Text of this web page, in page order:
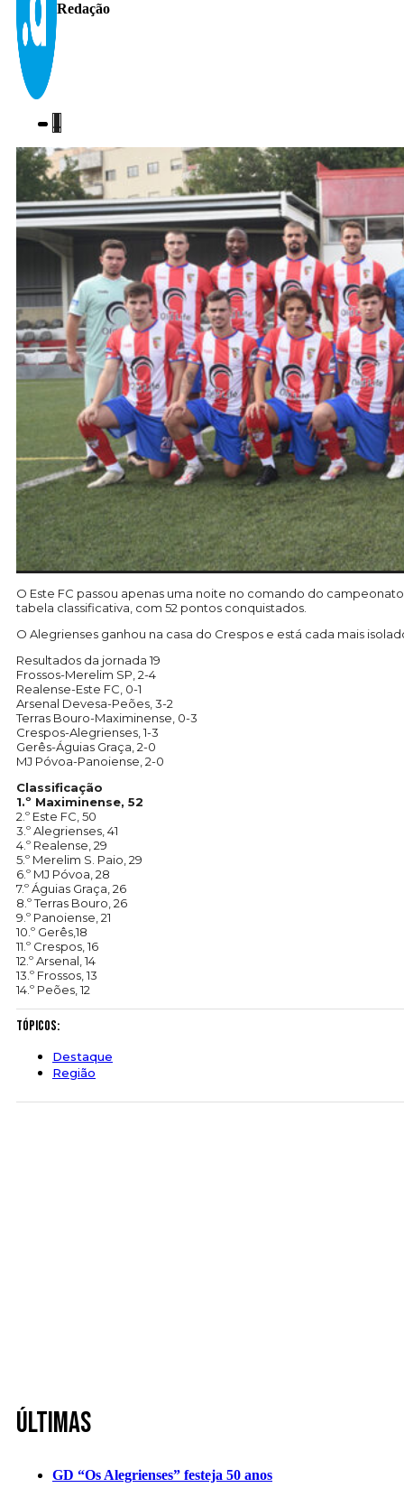
Redação
O Este FC passou apenas uma noite no comando do
tabela classificativa, com 52 pontos conquistados.
O Alegrienses ganhou na casa do Crespos e está cada mais
Resultados da jornada 19
Frossos-Merelim SP, 2-4
Realense-Este FC, 0-1
Arsenal Devesa-Peões, 3-2
Terras Bouro-Maximinense, 0-3
Crespos-Alegrienses, 1-3
Gerês-Águias Graça, 2-0
MJ Póvoa-Panoiense, 2-0
Classificação
1.º Maximinense, 52
2.º Este FC, 50
3.º Alegrienses, 41
4.º Realense, 29
5.º Merelim S. Paio, 29
6.º MJ Póvoa, 28
7.º Águias Graça, 26
8.º Terras Bouro, 26
9.º Panoiense, 21
10.º Gerês,18
11.º Crespos, 16
12.º Arsenal, 14
13.º Frossos, 13
14.º Peões, 12
Tópicos:
Destaque
Região
Últimas
GD “Os Alegrienses” festeja 50 anos